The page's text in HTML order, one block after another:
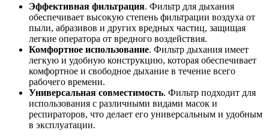
Эффективная фильтрация. Фильтр для дыхания
обеспечивает высокую степень фильтрации воздуха от
пыли, абразивов и других вредных частиц, защищая
легкие оператора от вредного воздействия.
Комфортное использование. Фильтр дыхания имеет
легкую и удобную конструкцию, которая обеспечивает
комфортное и свободное дыхание в течение всего
рабочего времени.
Универсальная совместимость. Фильтр подходит для
использования с различными видами масок и
респираторов, что делает его универсальным и удобным
в эксплуатации.